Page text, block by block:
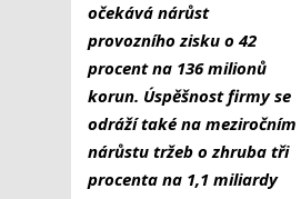
očekává nárůst
provozního zisku o 42
procent na 136 milionů
korun. Úspěšnost firmy se
odráží také na meziročním
nárůstu tržeb o zhruba tři
procenta na 1,1 miliardy